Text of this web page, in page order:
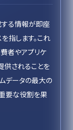
する情報が即座
指します。これ
者やアプリケ
供されることを
データの最大の
要な役割を果